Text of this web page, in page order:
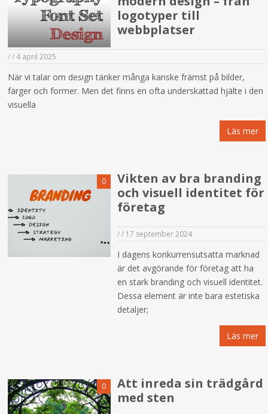
logotyper till
webbplatser
// 4 april 2025
När vi talar om design tänker många kanske främst på bilder,
färger och former. Men det finns en ofta underskattad hjälte i den
visuella
Läs mer
0
Vikten av bra branding
och visuell identitet för
företag
// 17 september 2024
I dagens konkurrensutsatta marknad
är det avgörande för företag att ha
en stark branding och visuell identitet.
Dessa element är inte bara estetiska
detaljer;
Läs mer
0
Att inreda sin trädgård
med sten